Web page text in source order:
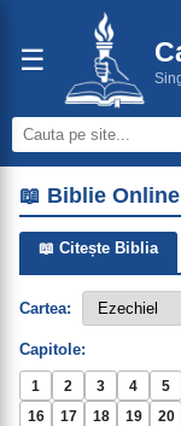
☰
📖 Biblie
📖 Citește Biblia
Cartea:
Capitole:
1 2 3 4 5
16
17 18 19 20